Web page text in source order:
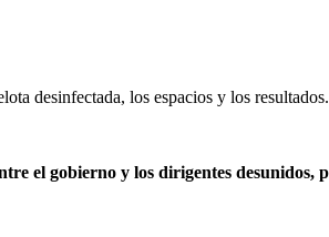
desinfectada, los espacios y los resultados.
el gobierno y los dirigentes desunidos,